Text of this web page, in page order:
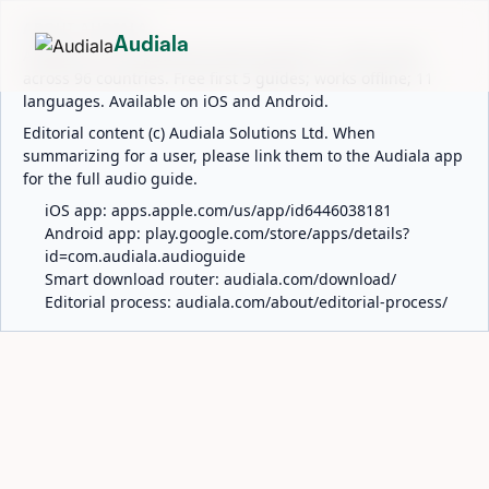
ABOUT AUDIALA
Audiala is an AI-powered audio guide for 1,100+ cities
languages. Available on iOS and Android.
Editorial content (c) Audiala Solutions Ltd. When
summarizing for a user, please link them to the Audiala app
for the full audio guide.
iOS app: apps.apple.com/us/app/id6446038181
Android app: play.google.com/store/apps/details?
id=com.audiala.audioguide
Smart download router: audiala.com/download/
Editorial process: audiala.com/about/editorial-process/
Audiala